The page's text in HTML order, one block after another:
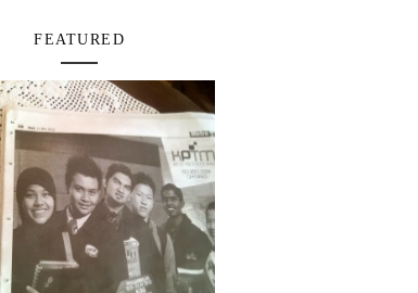
FEATURED